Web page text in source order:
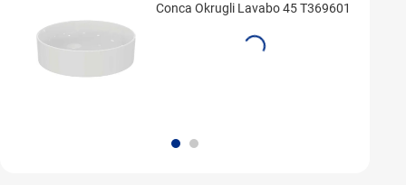
Conca Okrugli Lavabo 45 T369601